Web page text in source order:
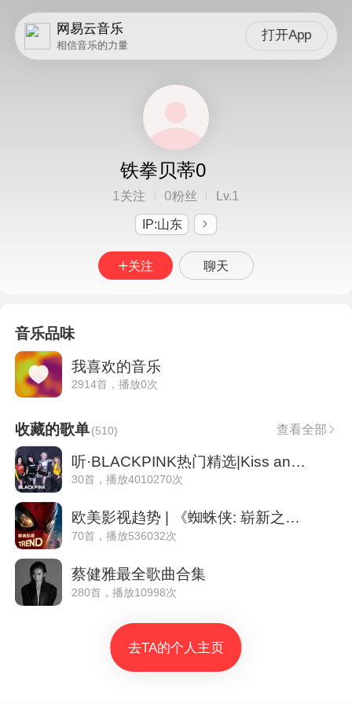
网易云音乐
相信音乐的力量
打开App
铁拳贝蒂0
1关注 0粉丝 Lv.1
IP:山东
关注 聊天
音乐品味
我喜欢的音乐
2914首，播放0次
收藏的歌单(510) 查看全部
听·BLACKPINK热门精选|Kiss and Make Up
30首，播放4010270次
欧美影视趋势 | 《蜘蛛侠: 崭新之日》等热门欧美OST合集
70首，播放536032次
蔡健雅最全歌曲合集
280首，播放10998次
去TA的个人主页